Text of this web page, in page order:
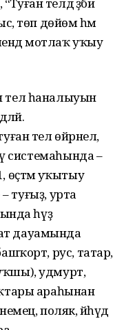
төп дөйөм һәм
мотлаҡ уҡыу
тел һаналыуын
тел өйрәнелә,
системаһында –
өҫтәмә уҡытыу
– туғыҙ, урта
һүҙ
дауамында
рус, татар,
удмурт,
араһынан
поляк, йәһүд